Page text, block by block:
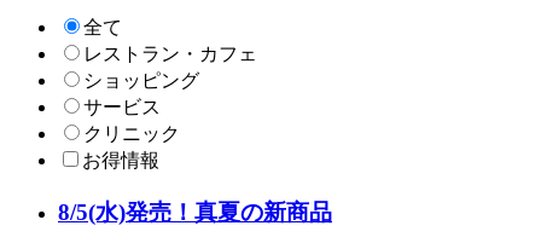
全て
レストラン・カフェ
ショッピング
サービス
クリニック
お得情報
8/5(水)発売！真夏の新商品